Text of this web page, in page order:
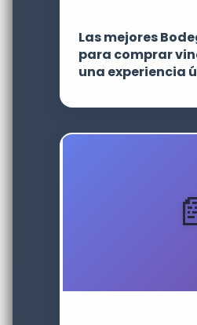
Las mejores
para comprar
una experiencia